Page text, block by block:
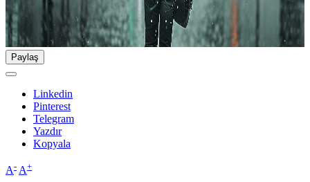
Paylaş
Linkedin
Pinterest
Telegram
Yazdır
Kopyala
A- A+